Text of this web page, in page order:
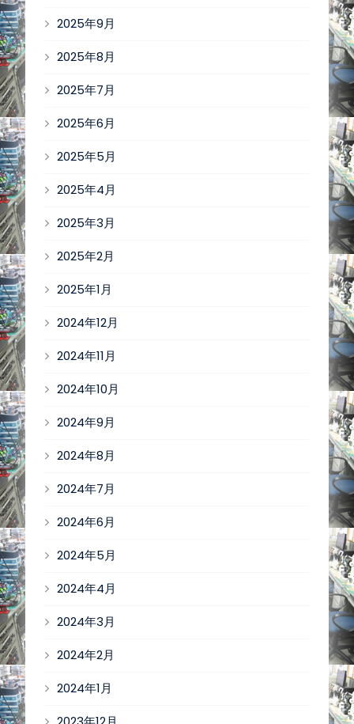
2025年9月
2025年8月
2025年7月
2025年6月
2025年5月
2025年4月
2025年3月
2025年2月
2025年1月
2024年12月
2024年11月
2024年10月
2024年9月
2024年8月
2024年7月
2024年6月
2024年5月
2024年4月
2024年3月
2024年2月
2024年1月